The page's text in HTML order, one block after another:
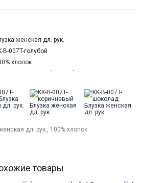
женская дл. рук.
B-007T-голубой
хлопок
воротник
нагрудных накладных кармана
дл. рук., 100% хлопок
товары